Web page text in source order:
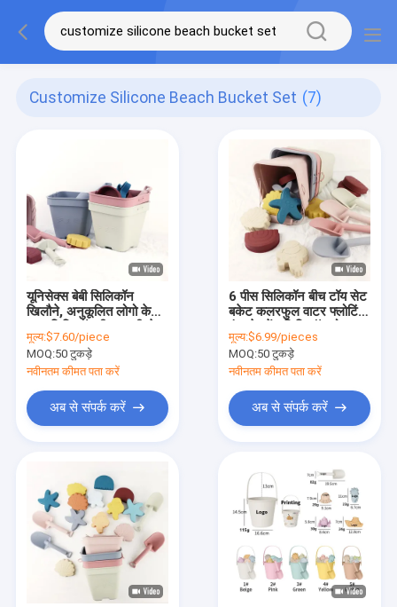
Customize Silicone Beach Bucket Set (7)
यूनिसेक्स बेबी सिलिकॉन
खिलौने, अनुकूलित लोगो के
मूल्य:$7.60/piece
MOQ:50 टुकड़े
नवीनतम कीमत पता करें
अब से संपर्क करें
6 पीस सिलिकॉन बीच टॉय सेट
बकेट कलरफुल वाटर फ्लोटिंग
स्टारफिश सैंड टॉय के लिए
मूल्य:$6.99/pieces
MOQ:50 टुकड़े
नवीनतम कीमत पता करें
अब से संपर्क करें